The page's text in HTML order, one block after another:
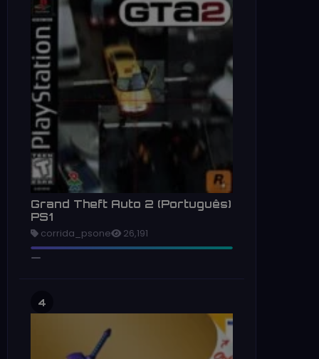
Grand Theft Auto 2 (Português)
PS1
corrida_psone 26,191
4